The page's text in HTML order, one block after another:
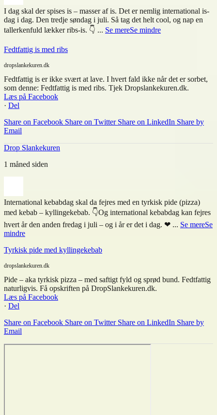
I dag skal der spises is – masser af is. Det er nemlig international is-
dag i dag. Den tredje søndag i juli. Så tag det helt cool, og nap en
tallerkenfuld lækker ribs-is. 👇 ... Se mereSe mindre
Fedtfattig is med ribs
dropslankekuren.dk
Fedtfattig is er ikke svært at lave. I hvert fald ikke når det er sorbet,
som denne: Fedtfattig is med ribs. Tjek Dropslankekuren.dk.
Læs på Facebook
· Del
Share on Facebook Share on Twitter Share on LinkedIn Share by
Email
Drop Slankekuren
1 måned siden
International kebabdag skal da fejres med en tyrkisk pide (pizza)
med kebab – kyllingekebab. 👇Og international kebabdag kan fejres
hvert år den anden fredag i juli – og i år er det i dag. ❤ ... Se mereSe
mindre
Tyrkisk pide med kyllingekebab
dropslankekuren.dk
Pide – aka tyrkisk pizza – med saftigt fyld og sprød bund. Fedtfattig
naturligvis. Få opskriften på DropSlankekuren.dk.
Læs på Facebook
· Del
Share on Facebook Share on Twitter Share on LinkedIn Share by
Email